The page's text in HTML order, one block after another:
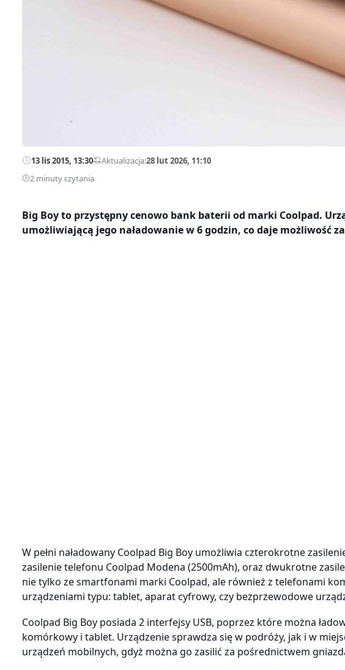
13 lis 2015, 13:30—Aktualizacja:28 lut 2026, 11:10
2 minuty czytania
Big Boy to przystępny cenowo bank baterii od marki Coolpad.
umożliwiającą jego naładowanie w 6 godzin, co daje możliwość
W pełni naładowany Coolpad Big Boy umożliwia czterokrotne
zasilenie telefonu Coolpad Modena (2500mAh), oraz dwukrotne
nie tylko ze smartfonami marki Coolpad, ale również z telefonami
urządzeniami typu: tablet, aparat cyfrowy, czy bezprzewodowe
Coolpad Big Boy posiada 2 interfejsy USB, poprzez które można
komórkowy i tablet. Urządzenie sprawdza się w podróży, jak i w
urządzeń mobilnych, gdyż można go zasilić za pośrednictwem